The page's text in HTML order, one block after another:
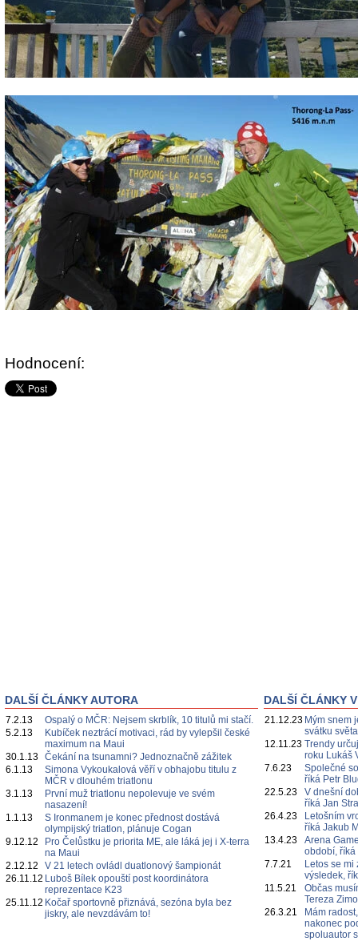
Hodnocení:
DALŠÍ ČLÁNKY AUTORA
7.2.13
Ospalý o MČR: Nejsem skrblík, 10 titulů mi stačí.
5.2.13
Kubíček neztrácí motivaci, rád by vylepšil české
maximum na Maui
30.1.13 Čekání na tsunamni? Jednoznačně zážitek
6.1.13
Simona Vykoukalová věří v obhajobu titulu z
MČR v dlouhém triatlonu
3.1.13
První muž triatlonu nepolevuje ve svém
nasazení!
1.1.13
S Ironmanem je konec přednost dostává
olympijský triatlon, plánuje Cogan
9.12.12
Pro Čelůstku je priorita ME, ale láká jej i X-terra
na Maui
2.12.12
V 21 letech ovládl duatlonový šampionát
26.11.12 Luboš Bílek opouští post koordinátora
reprezentace K23
25.11.12 Kočař sportovně přiznává, sezóna byla bez
jiskry, ale nevzdávám to!
DALŠÍ ČLÁNKY
21.12.23 Mým snem
svátku
12.11.23 Trendy
roku Lukáš
7.6.23
Společné
říká Petr
22.5.23
V dnešní
říká Jan
26.4.23
Letošním
říká Jakub
13.4.23
Arena
období,
7.7.21
Letos se
výsledek,
11.5.21
Občas
Tereza
26.3.21
Mám
nakonec
spoluautor